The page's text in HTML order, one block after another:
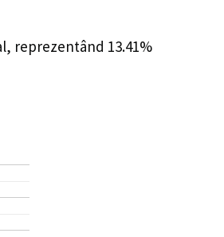
reprezentând 13.41%